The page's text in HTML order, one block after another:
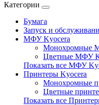
Категории
Бумага
Запуск и
МФУ Kyocera
Монохромные
Цветные МФУ
Показать все МФУ
Принтеры Kyocera
Монохромные
Цветные
Показать все